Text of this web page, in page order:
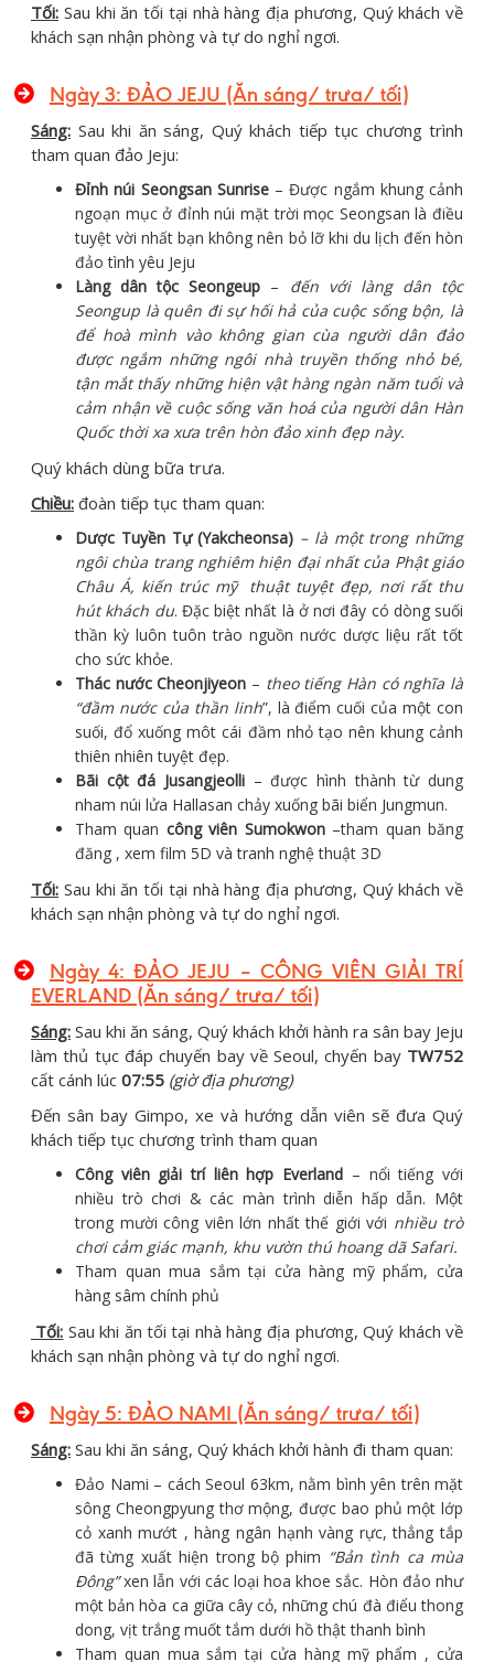
Tối: Sau khi ăn tối tại nhà hàng địa phương, Quý khách về
khách sạn nhận phòng và tự do nghỉ ngơi.
Ngày 3: ĐẢO JEJU (Ăn sáng/ trưa/ tối)
Sáng: Sau khi ăn sáng, Quý khách tiếp tục chương trình
tham quan đảo Jeju:
Đỉnh núi Seongsan Sunrise– Được ngắm khung cảnh
ngoạn mục ở đỉnh núi mặt trời mọc Seongsan là điều
tuyệt vời nhất bạn không nên bỏ lỡ khi du lịch đến hòn
đảo tình yêu Jeju
Làng dân tộc Seongeup – đến với làng dân tộc
Seongup là quên đi sự hối hả của cuộc sống bộn, là
để hoà mình vào không gian cùa người dân đảo
được ngắm những ngôi nhà truyền thống nhỏ bé,
tận mắt thấy những hiện vật hàng ngàn năm tuổi và
cảm nhận về cuộc sống văn hoá của người dân Hàn
Quốc thời xa xưa trên hòn đảo xinh đẹp này.
Quý khách dùng bữa trưa.
Chiều: đoàn tiếp tục tham quan:
Dược Tuyền Tự (Yakcheonsa) – là một trong những
ngôi chùa trang nghiêm hiện đại nhất của Phật giáo
Châu Á, kiến trúc mỹ thuật tuyệt đẹp, nơi rất thu
hút khách du. Đặc biệt nhất là ở nơi đây có dòng suối
thần kỳ luôn tuôn trào nguồn nước dược liệu rất tốt
cho sức khỏe.
Thác nước Cheonjiyeon – theo tiếng Hàn có nghĩa là
“đầm nước của thần linh”, là điểm cuối của một con
suối, đổ xuống môt cái đầm nhỏ tạo nên khung cảnh
thiên nhiên tuyệt đẹp.
Bãi cột đá Jusangjeolli – được hình thành từ dung
nham núi lửa Hallasan chảy xuống bãi biển Jungmun.
Tham quan công viên Sumokwon–tham quan băng
đăng , xem film 5D và tranh nghệ thuật 3D
Tối: Sau khi ăn tối tại nhà hàng địa phương, Quý khách về
khách sạn nhận phòng và tự do nghỉ ngơi.
Ngày 4: ĐẢO JEJU – CÔNG VIÊN GIẢI TRÍ
EVERLAND (Ăn sáng/ trưa/ tối)
Sáng: Sau khi ăn sáng, Quý khách khởi hành ra sân bay Jeju
làm thủ tục đáp chuyến bay về Seoul, chyến bay TW752
cất cánh lúc 07:55 (giờ địa phương)
Đến sân bay Gimpo, xe và hướng dẫn viên sẽ đưa Quý
khách tiếp tục chương trình tham quan
Công viên giải trí liên hợp Everland – nổi tiếng với
nhiều trò chơi & các màn trình diễn hấp dẫn. Một
trong mười công viên lớn nhất thế giới với nhiều trò
chơi cảm giác mạnh, khu vườn thú hoang dã Safari.
Tham quan mua sắm tại cửa hàng mỹ phẩm, cửa
hàng sâm chính phủ
Tối: Sau khi ăn tối tại nhà hàng địa phương, Quý khách về
khách sạn nhận phòng và tự do nghỉ ngơi.
Ngày 5: ĐẢO NAMI (Ăn sáng/ trưa/ tối)
Sáng: Sau khi ăn sáng, Quý khách khởi hành đi tham quan:
Đảo Nami – cách Seoul 63km, nằm bình yên trên mặt
sông Cheongpyung thơ mộng, được bao phủ một lớp
cỏ xanh mướt , hàng ngân hạnh vàng rực, thẳng tắp
đã từng xuất hiện trong bộ phim “Bản tình ca mùa
Đông”xen lẫn với các loại hoa khoe sắc. Hòn đảo như
một bản hòa ca giữa cây cỏ, những chú đà điểu thong
dong, vịt trắng muốt tắm dưới hồ thật thanh bình
Tham quan mua sắm tại cửa hàng mỹ phẩm , cửa